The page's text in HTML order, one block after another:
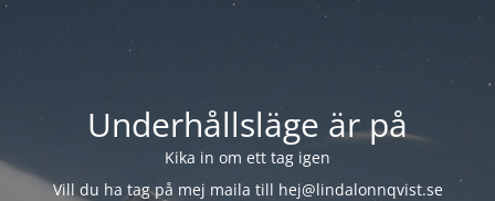
Underhållsläge är på
Kika in om ett tag igen
Vill du ha tag på mej maila till hej@lindalonnqvist.se